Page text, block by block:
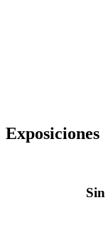
Exposiciones
Sin